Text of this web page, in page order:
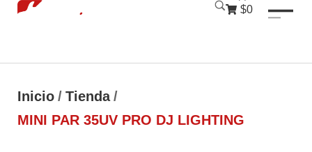
$0
Inicio / Tienda /
MINI PAR 35UV PRO DJ LIGHTING